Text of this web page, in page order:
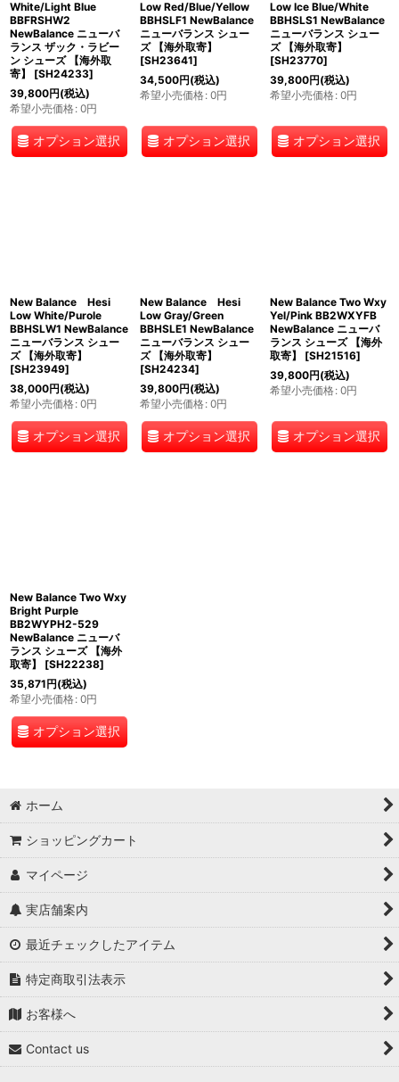
White/Light Blue
BBFRSHW2
NewBalance ニューバ
ランス ザック・ラビー
ン シューズ 【海外取
寄】
[SH24233]
39,800円(税込)
希望小売価格: 0円
オプション選択
Low Red/Blue/Yellow
BBHSLF1 NewBalance
ニューバランス シュー
ズ 【海外取寄】
[SH23641]
34,500円(税込)
希望小売価格: 0円
オプション選択
Low Ice Blue/White
BBHSLS1 NewBalance
ニューバランス シュー
ズ 【海外取寄】
[SH23770]
39,800円(税込)
希望小売価格: 0円
オプション選択
New Balance Hesi
Low White/Purole
BBHSLW1 NewBalance
ニューバランス シュー
ズ 【海外取寄】
[SH23949]
38,000円(税込)
希望小売価格: 0円
オプション選択
New Balance Hesi
Low Gray/Green
BBHSLE1 NewBalance
ニューバランス シュー
ズ 【海外取寄】
[SH24234]
39,800円(税込)
希望小売価格: 0円
オプション選択
New Balance Two Wxy
Yel/Pink BB2WXYFB
NewBalance ニューバ
ランス シューズ 【海外
取寄】
[SH21516]
39,800円(税込)
希望小売価格: 0円
オプション選択
New Balance Two Wxy
Bright Purple
BB2WYPH2-529
NewBalance ニューバ
ランス シューズ 【海外
取寄】
[SH22238]
35,871円(税込)
希望小売価格: 0円
オプション選択
ホーム
ショッピングカート
マイページ
実店舗案内
最近チェックしたアイテム
特定商取引法表示
お客様へ
Contact us